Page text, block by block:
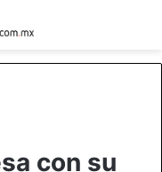
con su